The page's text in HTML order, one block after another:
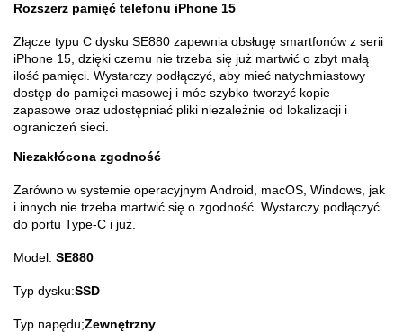
Rozszerz pamięć telefonu iPhone 15
Złącze typu C dysku SE880 zapewnia obsługę smartfonów z serii
iPhone 15, dzięki czemu nie trzeba się już martwić o zbyt małą
ilość pamięci. Wystarczy podłączyć, aby mieć natychmiastowy
dostęp do pamięci masowej i móc szybko tworzyć kopie
zapasowe oraz udostępniać pliki niezależnie od lokalizacji i
ograniczeń sieci.
Niezakłócona zgodność
Zarówno w systemie operacyjnym Android, macOS, Windows, jak
i innych nie trzeba martwić się o zgodność. Wystarczy podłączyć
do portu Type-C i już.
Model: SE880
Typ dysku:SSD
Typ napędu;Zewnętrzny